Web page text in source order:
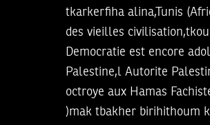
tkarkerfiha alina,Tunis
des vieilles
Democratie est encore
Palestine,l Autorite
octroye aux Hamas
)mak tbakher birihithoum